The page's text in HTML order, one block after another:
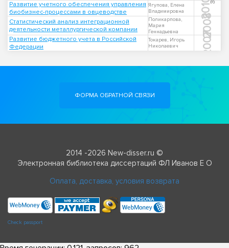
Развитие учетного обеспечения управления
биобизнес-процессами в овцеводстве
Ягупова, Елена
Владимировна
2010
Статистический анализ интеграционной
деятельности металлургической компании
Поликарпова,
Мария
Геннадьевна
2008
Развитие бюджетного учета в Российской
Федерации
Токарев, Игорь
Николаевич
2007
ФОРМА ОБРАТНОЙ СВЯЗИ
2014 -2026 New-disser.ru ©
Электронная библиотека диссертаций ФЛ Иванов Е О
Оплата, доставка, условия возврата
Check passport